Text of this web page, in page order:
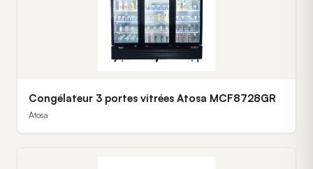
Congélateur 3 portes vitrées Atosa MCF8728GR
Atosa